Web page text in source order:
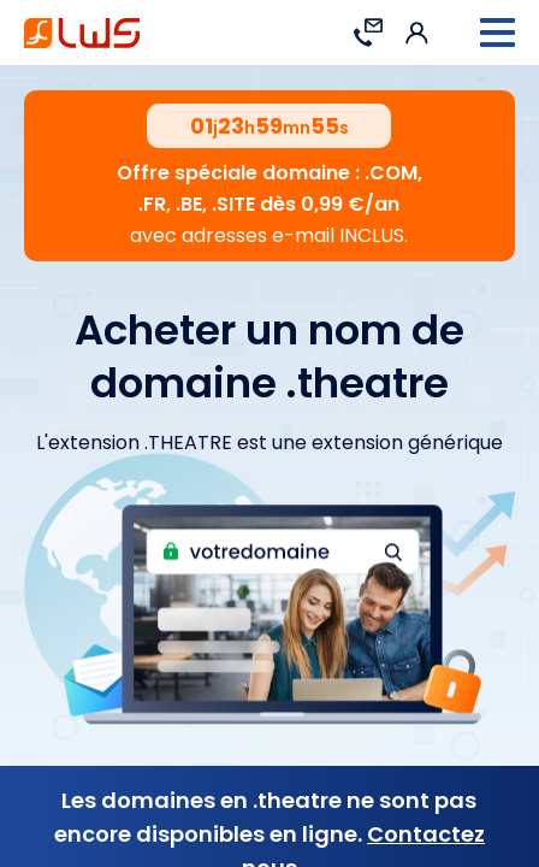
Contact Connexion
01j23h59mn54s
Offre spéciale domaine : .COM,
.FR, .BE, .SITE dès 0,99 €/an
avec adresses e-mail INCLUS.
Acheter un nom de
domaine .theatre
L'extension .THEATRE est une extension générique
Les domaines en .theatre ne sont pas
encore disponibles en ligne. Contactez